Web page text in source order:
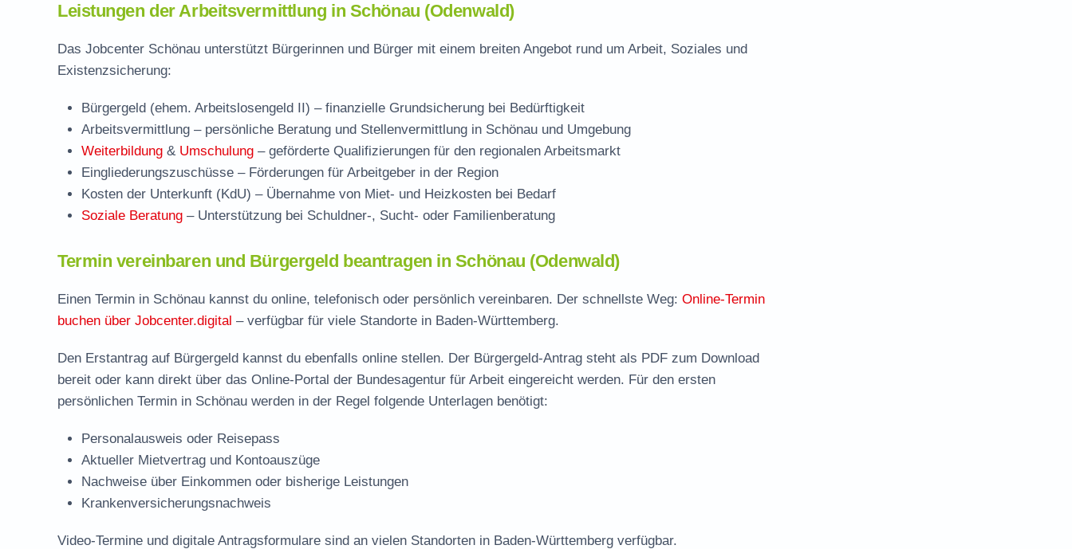
Leistungen der Arbeitsvermittlung in Schönau (Odenwald)
Das Jobcenter Schönau unterstützt Bürgerinnen und Bürger mit einem breiten Angebot rund um Arbeit, Soziales und
Existenzsicherung:
Bürgergeld (ehem. Arbeitslosengeld II) – finanzielle Grundsicherung bei Bedürftigkeit
Arbeitsvermittlung – persönliche Beratung und Stellenvermittlung in Schönau und Umgebung
Weiterbildung & Umschulung – geförderte Qualifizierungen für den regionalen Arbeitsmarkt
Eingliederungszuschüsse – Förderungen für Arbeitgeber in der Region
Kosten der Unterkunft (KdU) – Übernahme von Miet- und Heizkosten bei Bedarf
Soziale Beratung – Unterstützung bei Schuldner-, Sucht- oder Familienberatung
Termin vereinbaren und Bürgergeld beantragen in Schönau (Odenwald)
Einen Termin in Schönau kannst du online, telefonisch oder persönlich vereinbaren. Der schnellste Weg: Online-Termin
buchen über Jobcenter.digital – verfügbar für viele Standorte in Baden-Württemberg.
Den Erstantrag auf Bürgergeld kannst du ebenfalls online stellen. Der Bürgergeld-Antrag steht als PDF zum Download
bereit oder kann direkt über das Online-Portal der Bundesagentur für Arbeit eingereicht werden. Für den ersten
persönlichen Termin in Schönau werden in der Regel folgende Unterlagen benötigt:
Personalausweis oder Reisepass
Aktueller Mietvertrag und Kontoauszüge
Nachweise über Einkommen oder bisherige Leistungen
Krankenversicherungsnachweis
Video-Termine und digitale Antragsformulare sind an vielen Standorten in Baden-Württemberg verfügbar.